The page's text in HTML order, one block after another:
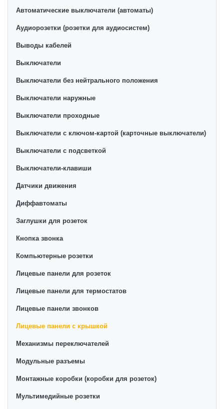
которых постоянно расширяется. Мы доставляем
страны. Все это дополняет лучшая по Узбекистану
стоимость, Лицевые панели с крышкой от ikarvon.uz
представлена оптимальная цена для каждой
позиции из категории Лицевые панели с крышкой.
Автоматические выключатели (автоматы)
Аудиорозетки (розетки для аудиосистем)
Выводы кабелей
Выключатели
Выключатели без нейтрального положения
Выключатели наружные
Выключатели проходные
Выключатели с ключом-картой (карточные выключатели)
Выключатели с подсветкой
Выключатели-клавиши
Датчики движения
Диффавтоматы
Заглушки для розеток
Кнопка звонка
Компьютерные розетки
Лицевые панели для розеток
Лицевые панели для термостатов
Лицевые панели звонков
Лицевые панели с крышкой
Механизмы переключателей
Модульные разъемы
Монтажные коробки (коробки для розеток)
Мультимедийные розетки